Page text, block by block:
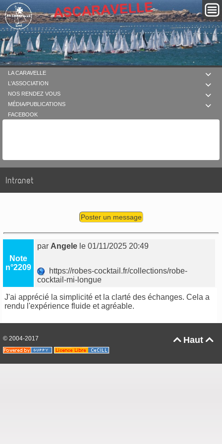

LA CARAVELLE

L'ASSOCIATION

NOS RENDEZ VOUS

MÉDIA/PUBLICATIONS
FACEBOOK
Intranet
Poster un message
Note
n°2209
par Angele le 01/11/2025 20:49
https://robes-cocktail.fr/collections/robe-
cocktail-mi-longue
J'ai apprécié la simplicité et la clarté des échanges. Cela a
rendu l'expérience fluide et agréable.
Haut 
© 2004-2017